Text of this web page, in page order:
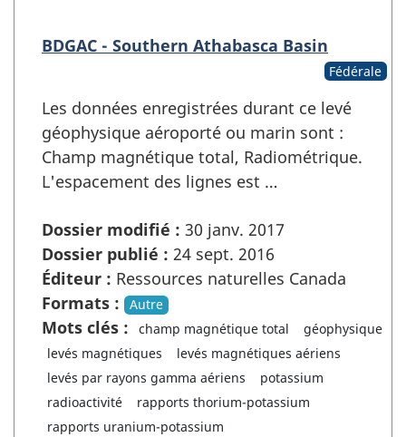
BDGAC - Southern Athabasca Basin
Fédérale
Les données enregistrées durant ce levé
géophysique aéroporté ou marin sont :
Champ magnétique total, Radiométrique.
L'espacement des lignes est …
Dossier modifié : 30 janv. 2017
Dossier publié : 24 sept. 2016
Éditeur : Ressources naturelles Canada
Formats :
Autre
Mots clés : champ magnétique total
géophysique
levés magnétiques
levés magnétiques aériens
levés par rayons gamma aériens
potassium
radioactivité
rapports thorium-potassium
rapports uranium-potassium